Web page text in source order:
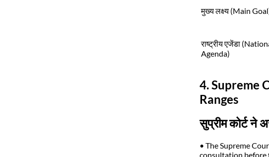
मुख्य लक्ष्य (Main
राष्ट्रीय एजेंडा
Agenda)
4. Supreme
Ranges
सुप्रीम कोर्ट ने
• The Supreme
consultation before